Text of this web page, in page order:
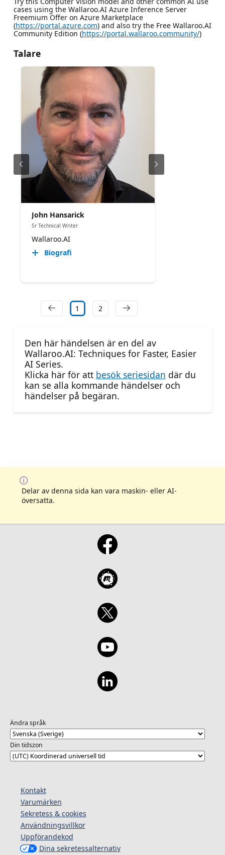
cases using the Wallaroo.AI Azure Inference Server
Freemium Offer on Azure Marketplace
(https://portal.azure.com) and also try the Free Wallaroo.AI
Community Edition (https://portal.wallaroo.community/)
Talare
John Hansarick
Sr Technical Writer
Wallaroo.AI
Biografi
1 2
Den här händelsen är en del av
Wallaroo.AI: Techniques for Faster, Easier
AI Series.
Klicka här för att besök seriesidan där du
kan se alla kommande händelser och
händelser på begäran.
Delar av denna sida kan vara maskin- eller AI-
översatta.
Ändra språk
Din tidszon
Kontakt
Varumärken
Sekretess & cookies
Användningsvillkor
Uppförandekod
Dina sekretessalternativ